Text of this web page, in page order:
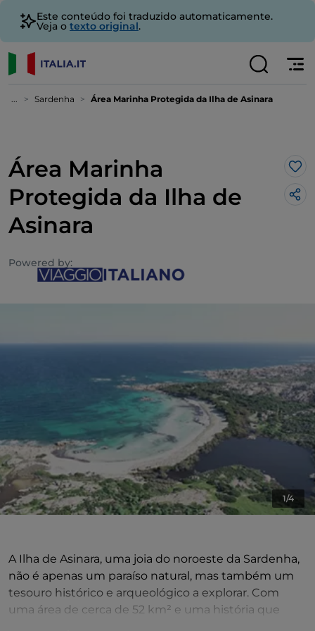
Este conteúdo foi traduzido automaticamente.
Veja o texto original.
... Sardenha Área Marinha Protegida da Ilha de Asinara
Área Marinha
Protegida da Ilha de
Asinara
Powered by:
1/4
A Ilha de Asinara, uma joia do noroeste da Sardenha,
não é apenas um paraíso natural, mas também um
tesouro histórico e arqueológico a explorar. Com
uma área de cerca de 52 km² e uma história que